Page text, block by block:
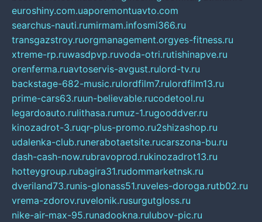
euroshiny.com.uaporemontuavto.com
searchus-nauti.rumirmam.infosmi366.ru
transgazstroy.ruorgmanagement.orgyes-fitness.ru
xtreme-rp.ruwasdpvp.ruvoda-otri.rutishinapve.ru
orenferma.ruavtoservis-avgust.rulord-tv.ru
backstage-682-music.rulordfilm7.rulordfilm13.ru
prime-cars63.ruun-believable.rucodetool.ru
legardoauto.rulithasa.rumuz-1.rugooddver.ru
kinozadrot-3.ruqr-plus-promo.ru2shizashop.ru
udalenka-club.runerabotaetsite.rucarszona-bu.ru
dash-cash-now.rubravoprod.rukinozadrot13.ru
hotteygroup.rubagira31.rudommarketnsk.ru
dveriland73.runis-glonass51.ruveles-doroga.rutb02.ru
vrema-zdorov.ruvelonik.rusurgutgloss.ru
nike-air-max-95.runadookna.rulubov-pic.ru